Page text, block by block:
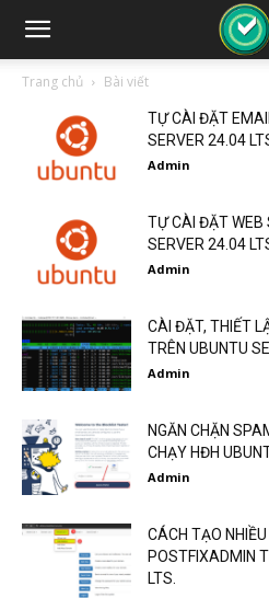
Trang chủ Bài viết
TỰ CÀI ĐẶT
SERVER 24.04
Admin
TỰ CÀI ĐẶT WEB
SERVER 24.04
Admin
CÀI ĐẶT, THIẾT
TRÊN UBUNTU
Admin
NGĂN CHẶN
CHẠY HĐH
Admin
CÁCH TẠO
POSTFIXADMIN
LTS.